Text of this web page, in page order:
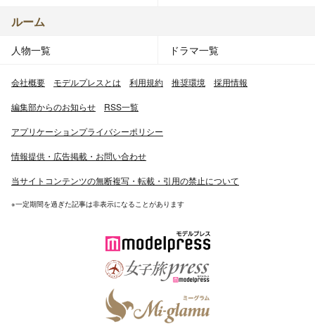
ルーム
人物一覧 ドラマ一覧
会社概要 モデルプレスとは 利用規約 推奨環境 採用情報
編集部からのお知らせ RSS一覧
アプリケーションプライバシーポリシー
情報提供・広告掲載・お問い合わせ
当サイトコンテンツの無断複写・転載・引用の禁止について
※一定期間を過ぎた記事は非表示になることがあります